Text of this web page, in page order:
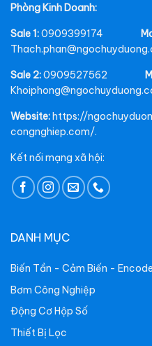
Phòng Kinh Doanh:
Sale 1:0909399174
Sale 2:0909527562
Website:https://
congnghiep.com/.
Kết nối mạng xã hội:
DANH MỤC
Biến Tần - Cảm Biến -
Bơm Công Nghiệp
Động Cơ Hộp Số
Thiết Bị Lọc